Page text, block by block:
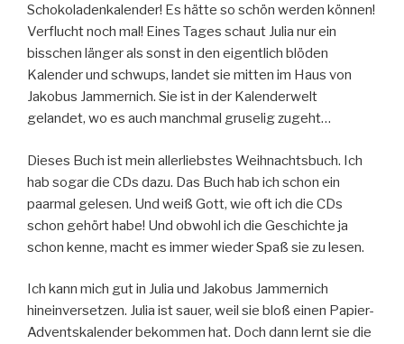
Schokoladenkalender! Es hätte so schön werden können!
Verflucht noch mal! Eines Tages schaut Julia nur ein
bisschen länger als sonst in den eigentlich blöden
Kalender und schwups, landet sie mitten im Haus von
Jakobus Jammernich. Sie ist in der Kalenderwelt
gelandet, wo es auch manchmal gruselig zugeht…
Dieses Buch ist mein allerliebstes Weihnachtsbuch. Ich
hab sogar die CDs dazu. Das Buch hab ich schon ein
paarmal gelesen. Und weiß Gott, wie oft ich die CDs
schon gehört habe! Und obwohl ich die Geschichte ja
schon kenne, macht es immer wieder Spaß sie zu lesen.
Ich kann mich gut in Julia und Jakobus Jammernich
hineinversetzen. Julia ist sauer, weil sie bloß einen Papier-
Adventskalender bekommen hat. Doch dann lernt sie die